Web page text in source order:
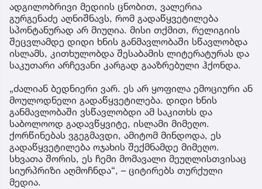
ადგილობრივი მედიის ცნობით, ვალერია
გურგენაძე აღნიშნავს, რომ გადაწყვეტილება
სპონტანურად არ მიუღია. მისი თქმით, რელიგიის
შეცვლამდე დიდი ხნის განმავლობაში სწავლობდა
ისლამს, კითხულობდა შესაბამის ლიტერატურას და
საკუთარი არჩევანი კარგად გააზრებული ჰქონდა.
„ძალიან ბედნიერი ვარ. ეს არ ყოფილა ემოციური ან
მოულოდნელი გადაწყვეტილება. დიდი ხნის
განმავლობაში ვსწავლობდი ამ საკითხს და
საბოლოოდ გადავწყვიტე, ისლამი მიმეღო.
ქორწინებას ვგეგმავდი, ამიტომ მინდოდა, ეს
გადაწყვეტილება ოჯახის შექმნამდე მიმეღო.
სხვათა შორის, ეს ჩემი მომავალი მეუღლისთვისაც
სიურპრიზი აღმოჩნდა“, – ციტირებს თურქული
მედია.